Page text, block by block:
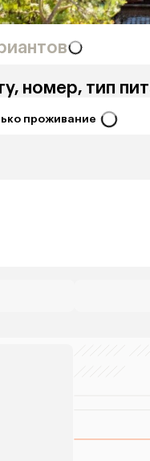
номер, тип
проживание